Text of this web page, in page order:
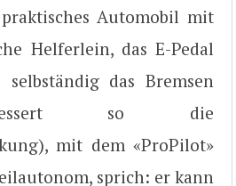
Automobil mit
Helferlein, das E-Pedal
das Bremsen
so die
mit dem «ProPilot»
sprich: er kann